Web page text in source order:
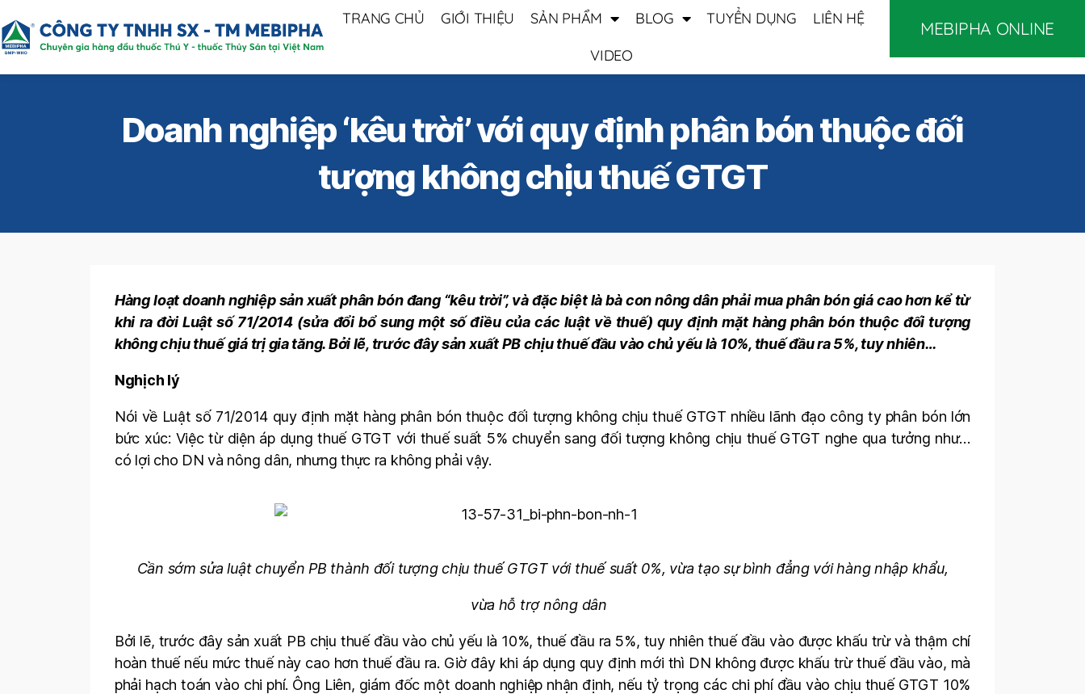
TRANG CHỦ GIỚI THIỆU SẢN PHẨM BLOG TUYỂN DỤNG
LIÊN HỆ
VIDEO
MEBIPHA ONLINE
Doanh nghiệp ‘kêu trời’ với quy định phân bón thuộc đối
tượng không chịu thuế GTGT
Hàng loạt doanh nghiệp sản xuất phân bón đang “kêu trời”, và đặc biệt là bà con nông dân phải mua phân bón giá cao hơn kể từ
khi ra đời Luật số 71/2014 (sửa đổi bổ sung một số điều của các luật về thuế) quy định mặt hàng phân bón thuộc đối tượng
không chịu thuế giá trị gia tăng. Bởi lẽ, trước đây sản xuất PB chịu thuế đầu vào chủ yếu là 10%, thuế đầu ra 5%, tuy nhiên…
Nghịch lý
Nói về Luật số 71/2014 quy định mặt hàng phân bón thuộc đối tượng không chịu thuế GTGT nhiều lãnh đạo công ty phân bón lớn
bức xúc: Việc từ diện áp dụng thuế GTGT với thuế suất 5% chuyển sang đối tượng không chịu thuế GTGT nghe qua tưởng như…
có lợi cho DN và nông dân, nhưng thực ra không phải vậy.
Cần sớm sửa luật chuyển PB thành đối tượng chịu thuế GTGT với thuế suất 0%, vừa tạo sự bình đẳng với hàng nhập khẩu,
vừa hỗ trợ nông dân
Bởi lẽ, trước đây sản xuất PB chịu thuế đầu vào chủ yếu là 10%, thuế đầu ra 5%, tuy nhiên thuế đầu vào được khấu trừ và thậm chí
hoàn thuế nếu mức thuế này cao hơn thuế đầu ra. Giờ đây khi áp dụng quy định mới thì DN không được khấu trừ thuế đầu vào, mà
phải hạch toán vào chi phí. Ông Liên, giám đốc một doanh nghiệp nhận định, nếu tỷ trọng các chi phí đầu vào chịu thuế GTGT 10%